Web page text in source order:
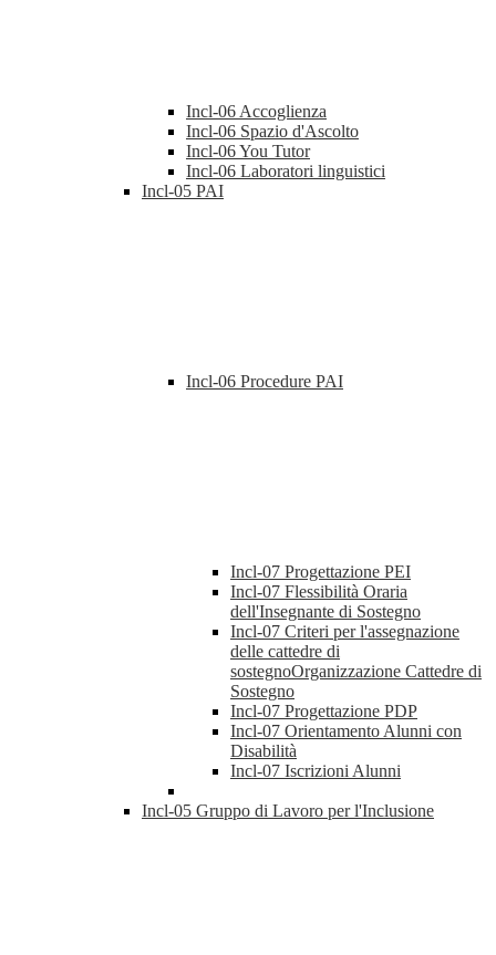
Incl-06 Accoglienza
Incl-06 Spazio d'Ascolto
Incl-06 You Tutor
Incl-06 Laboratori linguistici
Incl-05 PAI
Incl-06 Procedure PAI
Incl-07 Progettazione PEI
Incl-07 Flessibilità Oraria
dell'Insegnante di Sostegno
Incl-07 Criteri per l'assegnazione
delle cattedre di
sostegnoOrganizzazione Cattedre di
Sostegno
Incl-07 Progettazione PDP
Incl-07 Orientamento Alunni con
Disabilità
Incl-07 Iscrizioni Alunni
Incl-05 Gruppo di Lavoro per l'Inclusione